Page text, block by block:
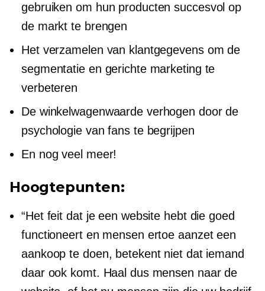
gebruiken om hun producten succesvol op
de markt te brengen
Het verzamelen van klantgegevens om de
segmentatie en gerichte marketing te
verbeteren
De winkelwagenwaarde verhogen door de
psychologie van fans te begrijpen
En nog veel meer!
Hoogtepunten:
“Het feit dat je een website hebt die goed
functioneert en mensen ertoe aanzet een
aankoop te doen, betekent niet dat iemand
daar ook komt. Haal dus mensen naar de